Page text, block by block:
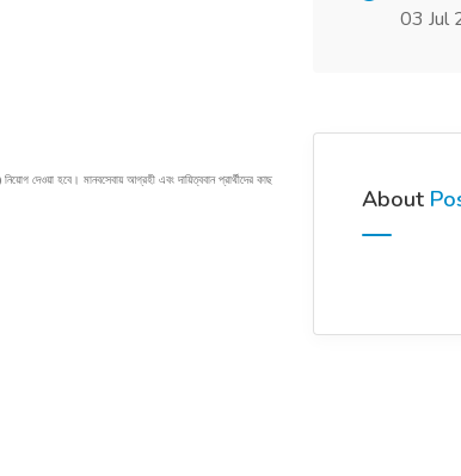
দেওয়া হবে। মানবসেবায় আগ্রহী এবং দায়িত্ববান প্রার্থীদের কাছ
03 Jul
About